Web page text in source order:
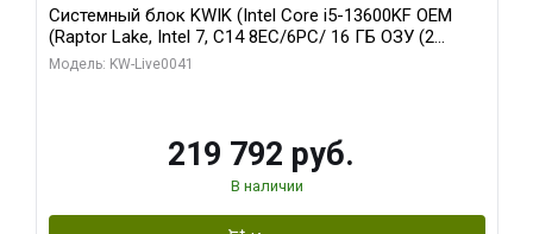
Системный блок KWIK (Intel Core i5-13600KF OEM
(Raptor Lake, Intel 7, C14 8EC/6PC/ 16 ГБ ОЗУ (2
модуля)/ Palit RTX5080 GAMINGPRO OC 16GB GDDR7
Модель: KW-Live0041
219 792 руб.
В наличии